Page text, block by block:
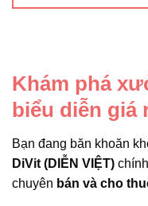
Khám phá
biểu diễn giá
Bạn đang băn khoăn
DiVit (DIỄN VIỆT)chính
chuyên bán và cho